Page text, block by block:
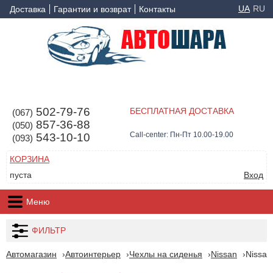
Доставка Гарантии и возврат Контакты UA RU
(067) 502-79-76
(050) 857-36-88
(093) 543-10-10
БЕСПЛАТНАЯ ДОСТАВКА
Call-center: Пн-Пт 10.00-19.00
КОРЗИНА
пуста
Вход
Меню
ФИЛЬТР
Автомагазин Автоинтерьер Чехлы на сиденья Nissan